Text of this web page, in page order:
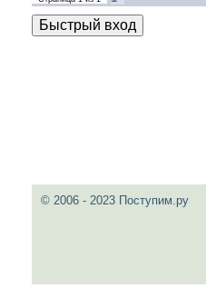
© 2006 - 2023 Поступим.ру